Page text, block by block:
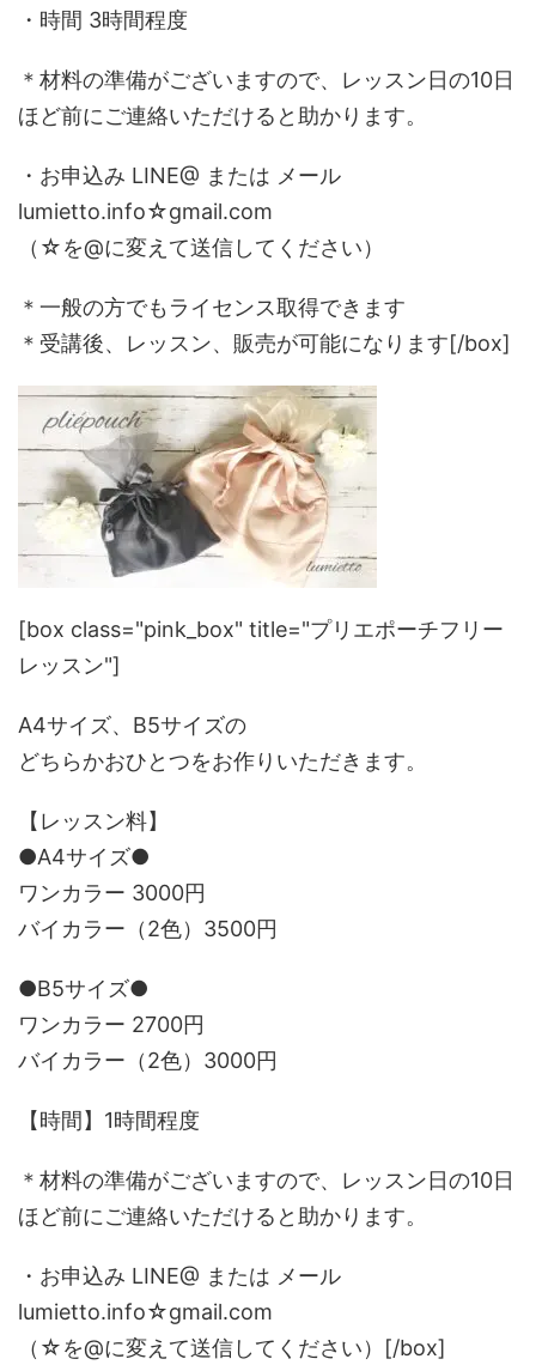
・時間 3時間程度
＊材料の準備がございますので、レッスン日の10日
ほど前にご連絡いただけると助かります。
・お申込み LINE@ または メール
lumietto.info☆gmail.com
（☆を@に変えて送信してください）
＊一般の方でもライセンス取得できます
＊受講後、レッスン、販売が可能になります[/box]
[box class="pink_box" title="プリエポーチフリー
レッスン"]
A4サイズ、B5サイズの
どちらかおひとつをお作りいただきます。
【レッスン料】
●A4サイズ●
ワンカラー 3000円
バイカラー（2色）3500円
●B5サイズ●
ワンカラー 2700円
バイカラー（2色）3000円
【時間】1時間程度
＊材料の準備がございますので、レッスン日の10日
ほど前にご連絡いただけると助かります。
・お申込み LINE@ または メール
lumietto.info☆gmail.com
（☆を@に変えて送信してください）[/box]